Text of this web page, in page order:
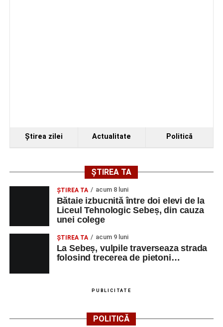
Ştirea zilei Actualitate Politică
ȘTIREA TA
ŞTIREA TA acum 8 luni
Bătaie izbucnită între doi elevi de la
Liceul Tehnologic Sebeș, din cauza
unei colege
ŞTIREA TA acum 9 luni
La Sebeș, vulpile traverseaza strada
folosind trecerea de pietoni…
PUBLICITATE
POLITICĂ